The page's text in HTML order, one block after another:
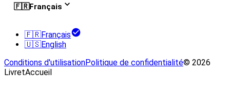
🇫🇷Français
🇫🇷Français
🇺🇸English
Conditions d'utilisationPolitique de confidentialité© 2026
LivretAccueil